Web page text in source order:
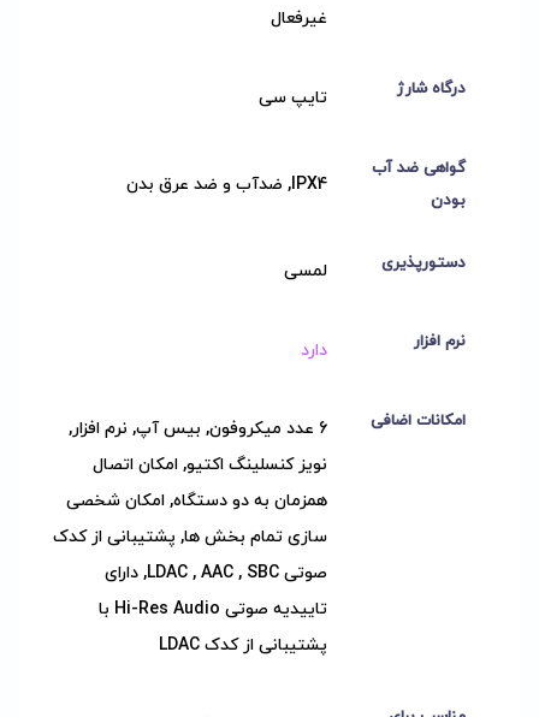
غیرفعال
درگاه شارژ تایپ سی
گواهی ضد آب
بودن
IPX4, ضدآب و ضد عرق بدن
دستورپذیری لمسی
نرم افزار دارد
امکانات اضافی
6 عدد میکروفون, بیس آپ, نرم افزار,
نویز کنسلینگ اکتیو, امکان اتصال
همزمان به دو دستگاه, امکان شخصی
سازی تمام بخش ها, پشتیبانی از کدک
صوتی LDAC , AAC , SBC, دارای
تاییدیه صوتی Hi-Res Audio با
پشتیبانی از کدک LDAC